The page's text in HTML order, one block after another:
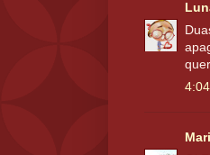
Mari